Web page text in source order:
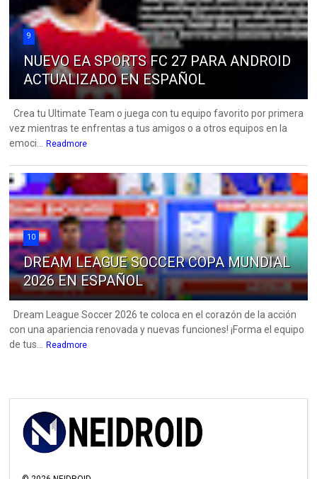
9
NUEVO EA SPORTS FC 27 PARA ANDROID
ACTUALIZADO EN ESPAÑOL
Crea tu Ultimate Team o juega con tu equipo favorito por primera
vez mientras te enfrentas a tus amigos o a otros equipos en la
emoci...
Readmore
10
DREAM LEAGUE SOCCER COPA MUNDIAL
2026 EN ESPAÑOL
Dream League Soccer 2026 te coloca en el corazón de la acción
con una apariencia renovada y nuevas funciones! ¡Forma el equipo
de tus...
Readmore